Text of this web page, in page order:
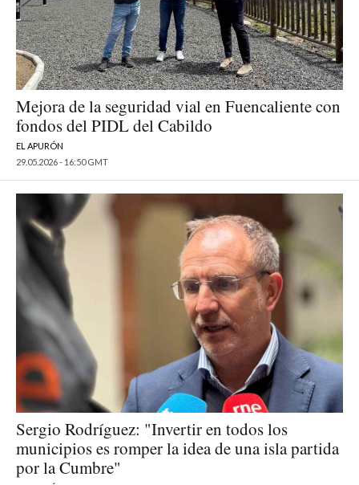
Mejora de la seguridad vial en Fuencaliente con
fondos del PIDL del Cabildo
EL APURÓN
29.05.2026 - 16:50 GMT
Sergio Rodríguez: "Invertir en todos los
municipios es romper la idea de una isla partida
por la Cumbre"